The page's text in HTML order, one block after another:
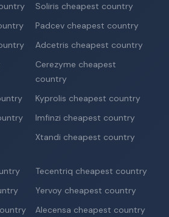
Soliris cheapest country
Padcev cheapest country
Adcetris cheapest country
Cerezyme cheapest
country
Kyprolis cheapest country
Imfinzi cheapest country
Xtandi cheapest country
Tecentriq cheapest country
Yervoy cheapest country
Alecensa cheapest country